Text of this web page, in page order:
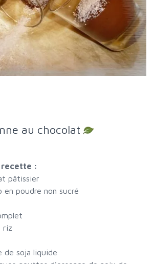
au chocolat
recette :
pâtissier
en poudre non sucré
riz
de soja liquide